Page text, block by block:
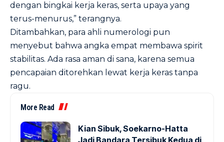
dengan bingkai kerja keras, serta upaya yang
terus-menurus,” terangnya.
Ditambahkan, para ahli numerologi pun
menyebut bahwa angka empat membawa spirit
stabilitas. Ada rasa aman di sana, karena semua
pencapaian ditorehkan lewat kerja keras tanpa
ragu.
More Read
Kian Sibuk, Soekarno-Hatta
Jadi Bandara Tersibuk Kedua di